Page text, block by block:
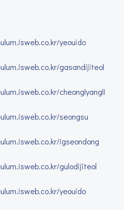
yeouido
gasandijiteol
cheonglyangli
seongsu
igseondong
gulodijiteol
yeouido